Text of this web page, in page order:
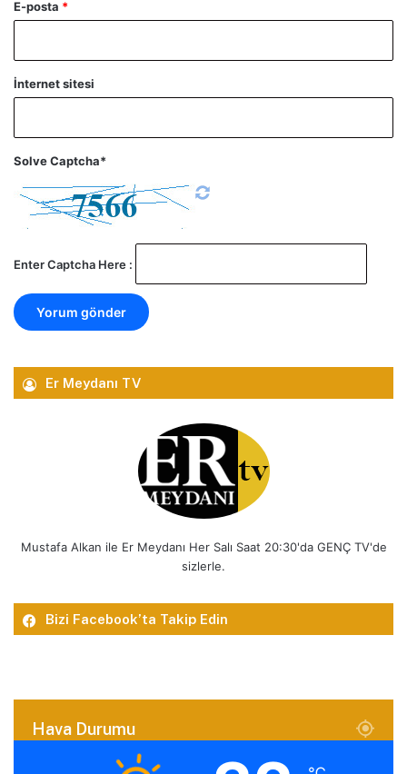
E-posta *
İnternet sitesi
Solve Captcha*
Enter Captcha Here :
Er Meydanı TV
Mustafa Alkan ile Er Meydanı Her Salı Saat 20:30'da GENÇ TV'de
sizlerle.
Bizi Facebook’ta Takip Edin
Hava Durumu